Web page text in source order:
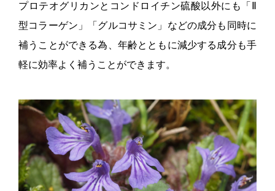
プロテオグリカンとコンドロイチン硫酸以外にも「
型コラーゲン」「グルコサミン」などの成分も同時に
補うことができる為、年齢とともに減少する成分も手
軽に効率よく補うことができます。